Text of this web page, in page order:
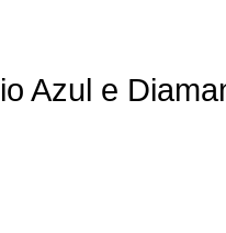
Azul e